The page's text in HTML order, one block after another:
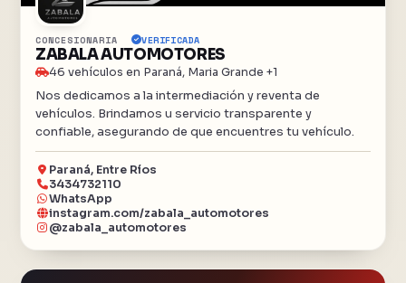
CONCESIONARIA VERIFICADA
ZABALA AUTOMOTORES
46 vehículos en Paraná, Maria Grande +1
Nos dedicamos a la intermediación y reventa de
vehículos. Brindamos u servicio transparente y
confiable, asegurando de que encuentres tu vehículo.
Paraná, Entre Ríos
3434732110
WhatsApp
instagram.com/zabala_automotores
@zabala_automotores